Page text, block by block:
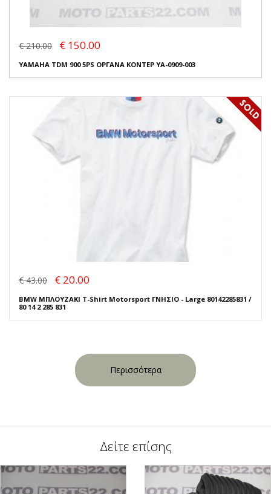
€ 210.00 € 150.00
YAMAHA TDM 900 5PS ΟΡΓΑΝΑ ΚΟΝΤΕΡ YA-0909-003
€ 43.00 € 20.00
BMW ΜΠΛΟΥΖΑΚΙ T-Shirt Motorsport ΓΝΗΣΙΟ - Large 80142285831 /
80 14 2 285 831
Περισσότερα
Δείτε επίσης